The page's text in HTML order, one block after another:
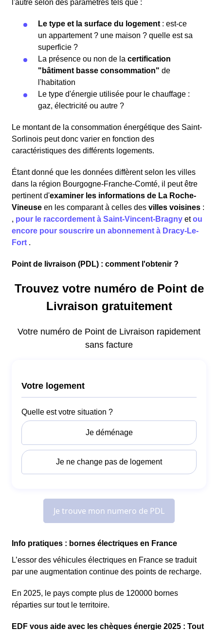
l'autre selon des paramètres tels que :
Le type et la surface du logement : est-ce
un appartement ? une maison ? quelle est sa
superficie ?
La présence ou non de la certification
"bâtiment basse consommation" de
l'habitation
Le type d'énergie utilisée pour le chauffage :
gaz, électricité ou autre ?
Le montant de la consommation énergétique des Saint-
Sorlinois peut donc varier en fonction des
caractéristiques des différents logements.
Étant donné que les données diffèrent selon les villes
dans la région Bourgogne-Franche-Comté, il peut être
pertinent d'examiner les informations de La Roche-
Vineuse en les comparant à celles des villes voisines :
, pour le raccordement à Saint-Vincent-Bragny etou
encore pour souscrire un abonnement à Dracy-Le-
Fort .
Point de livraison (PDL) : comment l'obtenir ?
Info pratiques : bornes électriques en France
L’essor des véhicules électriques en France se traduit
par une augmentation continue des points de recharge.
En 2025, le pays compte plus de 120000 bornes
réparties sur tout le territoire.
EDF vous aide avec les chèques énergie 2025 : Tout